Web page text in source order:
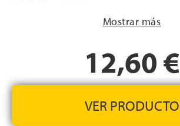
Mostrar más
12,60 €
VER PRODUCTO